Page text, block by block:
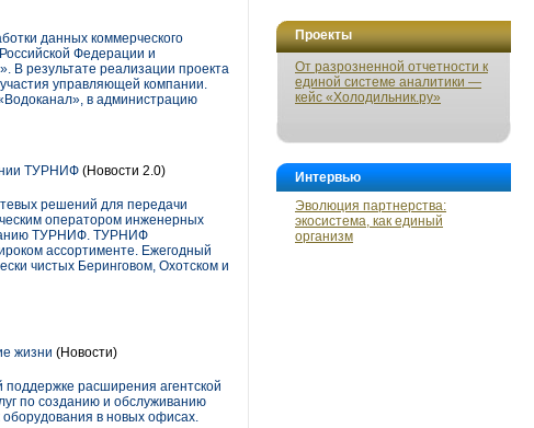
Проекты
От разрозненной отчетности к
единой системе аналитики —
кейс «Холодильник.ру»
Интервью
Эволюция партнерства:
экосистема, как единый
организм
данных коммерческого
Федерации и
В результате реализации проекта
управляющей компании.
в администрацию
ТУРНИФ (Новости 2.0)
решений для передачи
оператором инженерных
ТУРНИФ. ТУРНИФ
ассортименте. Ежегодный
чистых Беринговом, Охотском и
жизни (Новости)
расширения агентской
по созданию и обслуживанию
в новых офисах.